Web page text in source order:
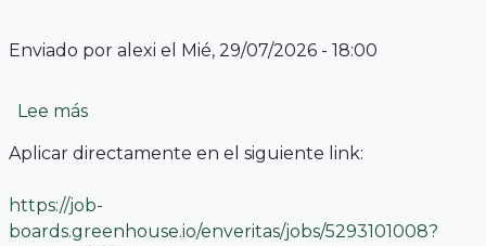
Enviado por alexi el Mié, 29/07/2026 - 18:00
Lee mássobre Coordinador(a) de Proyectos de
Aplicar directamente en el siguiente link:
https://job-
boards.greenhouse.io/enveritas/jobs/5293101008?